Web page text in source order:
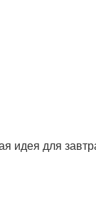
идея для